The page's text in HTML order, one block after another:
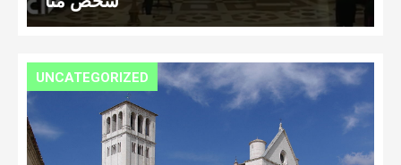
UNCATEGORIZED